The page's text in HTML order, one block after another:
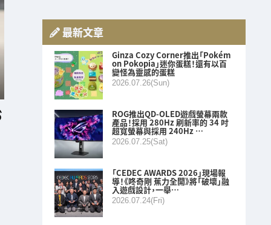
最新文章
Ginza Cozy Corner推出「Pokém
on Pokopia」迷你蛋糕！還有以百
變怪為靈感的蛋糕
2026.07.26(Sun)
ROG推出QD-OLED遊戲螢幕兩款
產品！採用 280Hz 刷新率的 34 吋
超寬螢幕與採用 240Hz …
2026.07.25(Sat)
「CEDEC AWARDS 2026」現場報
導！《咚奇剛 蕉力全開》將「破壞」融
入遊戲設計，一舉…
2026.07.24(Fri)